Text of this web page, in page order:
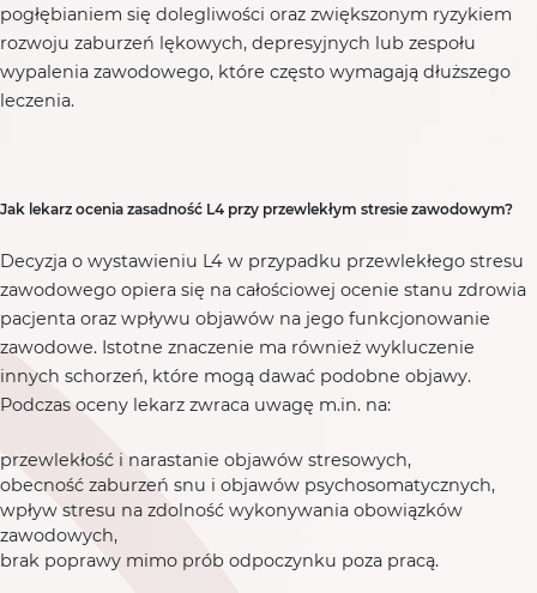
pogłębianiem się dolegliwości oraz zwiększonym ryzykiem
rozwoju zaburzeń lękowych, depresyjnych lub zespołu
wypalenia zawodowego, które często wymagają dłuższego
leczenia.
Jak lekarz ocenia zasadność L4 przy przewlekłym stresie zawodowym?
Decyzja o wystawieniu L4 w przypadku przewlekłego stresu
zawodowego opiera się na całościowej ocenie stanu zdrowia
pacjenta oraz wpływu objawów na jego funkcjonowanie
zawodowe. Istotne znaczenie ma również wykluczenie
innych schorzeń, które mogą dawać podobne objawy.
Podczas oceny lekarz zwraca uwagę m.in. na:
przewlekłość i narastanie objawów stresowych,
obecność zaburzeń snu i objawów psychosomatycznych,
wpływ stresu na zdolność wykonywania obowiązków
zawodowych,
brak poprawy mimo prób odpoczynku poza pracą.